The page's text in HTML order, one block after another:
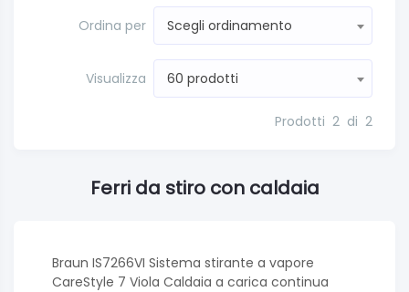
Ordina per Scegli ordinamento
Visualizza 60 prodotti
Prodotti 2 di 2
Ferri da stiro con caldaia
Braun IS7266VI Sistema stirante a vapore
CareStyle 7 Viola Caldaia a carica continua